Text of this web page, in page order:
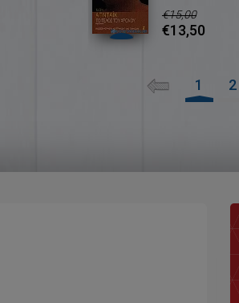
€15,00
€13,50
1 2